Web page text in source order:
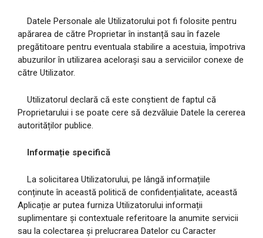
Datele Personale ale Utilizatorului pot fi folosite pentru
apărarea de către Proprietar în instanță sau în fazele
pregătitoare pentru eventuala stabilire a acestuia, împotriva
abuzurilor în utilizarea acelorași sau a serviciilor conexe de
către Utilizator.
Utilizatorul declară că este conștient de faptul că
Proprietarului i se poate cere să dezvăluie Datele la cererea
autorităților publice.
Informație specifică
La solicitarea Utilizatorului, pe lângă informațiile
conținute în această politică de confidențialitate, această
Aplicație ar putea furniza Utilizatorului informații
suplimentare și contextuale referitoare la anumite servicii
sau la colectarea și prelucrarea Datelor cu Caracter